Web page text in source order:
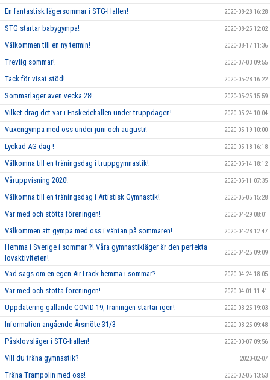
En fantastisk lägersommar i STG-Hallen! 2020-08-28 16:28
STG startar babygympa! 2020-08-25 12:02
Välkommen till en ny termin! 2020-08-17 11:36
Trevlig sommar! 2020-07-03 09:55
Tack för visat stöd! 2020-05-28 16:22
Sommarläger även vecka 28! 2020-05-25 15:59
Vilket drag det var i Enskedehallen under truppdagen! 2020-05-24 10:04
Vuxengympa med oss under juni och augusti! 2020-05-19 10:00
Lyckad AG-dag ! 2020-05-18 16:18
Välkomna till en träningsdag i truppgymnastik! 2020-05-14 18:12
Våruppvisning 2020! 2020-05-11 07:35
Välkomna till en träningsdag i Artistisk Gymnastik! 2020-05-05 15:28
Var med och stötta föreningen! 2020-04-29 08:01
Välkommen att gympa med oss i väntan på sommaren! 2020-04-28 12:47
Hemma i Sverige i sommar ?! Våra gymnastikläger är den perfekta
lovaktiviteten!
2020-04-25 09:09
Vad sägs om en egen AirTrack hemma i sommar? 2020-04-24 18:05
Var med och stötta föreningen! 2020-04-01 11:41
Uppdatering gällande COVID-19, träningen startar igen! 2020-03-25 19:03
Information angående Årsmöte 31/3 2020-03-25 09:48
Påsklovsläger i STG-hallen! 2020-03-07 09:56
Vill du träna gymnastik? 2020-02-07
Träna Trampolin med oss! 2020-02-05 13:53